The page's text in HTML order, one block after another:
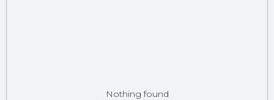
Nothing found